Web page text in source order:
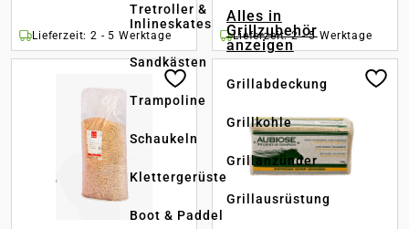
Tretroller &
Inlineskates
Sandkästen
Trampoline
Schaukeln
Klettergerüste
Boot & Paddel
Alles in
Grillzubehör
anzeigen
Grillabdeckung
Grillkohle
Grillanzünder
Grillausrüstung
Lieferzeit: 2 - 5 Werktage Lieferzeit: 2 - 5 Werktage